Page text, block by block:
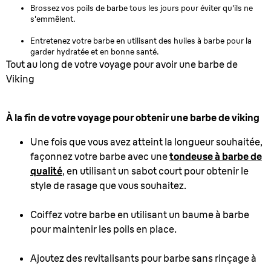
Brossez vos poils de barbe tous les jours pour éviter qu'ils ne
s'emmêlent.
Entretenez votre barbe en utilisant des huiles à barbe pour la
garder hydratée et en bonne santé.
Tout au long de votre voyage pour avoir une barbe de
Viking
À la fin de votre voyage pour obtenir une barbe de viking
Une fois que vous avez atteint la longueur souhaitée,
façonnez votre barbe avec unetondeuse à barbe de
qualité, en utilisant un sabot court pour obtenir le
style de rasage que vous souhaitez.
Coiffez votre barbe en utilisant un baume à barbe
pour maintenir les poils en place.
Ajoutez des revitalisants pour barbe sans rinçage à